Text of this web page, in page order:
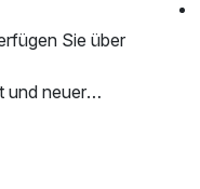
Sie über
und neuer